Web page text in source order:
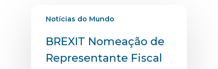
Notícias do Mundo
BREXIT Nomeação de
Representante Fiscal